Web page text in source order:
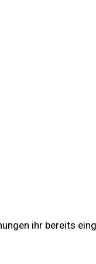
ihr bereits